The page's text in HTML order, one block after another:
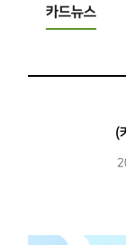
카드뉴스
(